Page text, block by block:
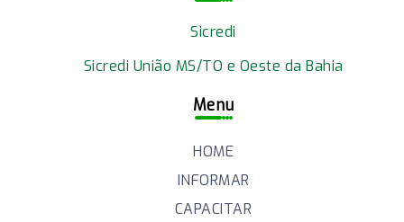
Sicredi
Sicredi União MS/TO e Oeste da Bahia
Menu
HOME
INFORMAR
CAPACITAR